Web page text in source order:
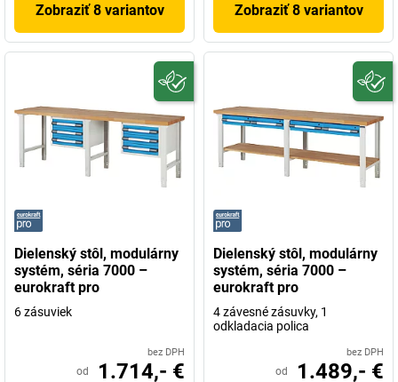
Zobraziť 8 variantov Zobraziť 8 variantov
Dielenský stôl, modulárny
systém, séria 7000 –
eurokraft pro
6 zásuviek
bez DPH
od 1.714,- €
Dielenský stôl, modulárny
systém, séria 7000 –
eurokraft pro
4 závesné zásuvky, 1
odkladacia polica
bez DPH
od 1.489,- €